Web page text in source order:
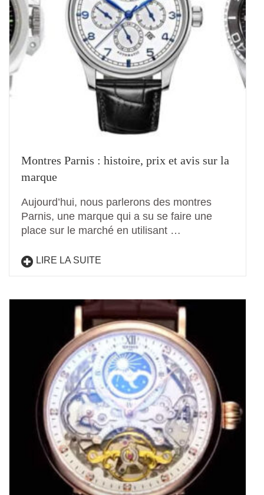
Montres Parnis : histoire, prix et avis sur la
marque
Aujourd’hui, nous parlerons des montres
Parnis, une marque qui a su se faire une
place sur le marché en utilisant …
LIRE LA SUITE